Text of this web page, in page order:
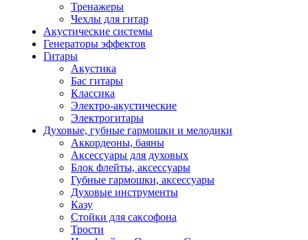
Тренажеры
Чехлы для гитар
Акустические системы
Генераторы эффектов
Гитары
Акустика
Бас гитары
Классика
Электро-акустические
Электрогитары
Духовые, губные гармошки и мелодики
Аккордеоны, баяны
Аксессуары для духовых
Блок флейты, аксессуары
Губные гармошки, аксессуары
Духовые инструменты
Казу
Стойки для саксофона
Трости